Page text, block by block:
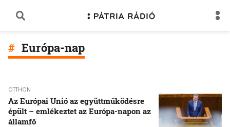
Európa-nap
OTTHON
Az Európai Unió az együttműködésre
épült – emlékeztet az Európa-napon az
államfő